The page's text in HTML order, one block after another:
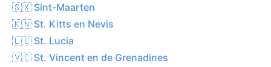
🇸🇽 Sint-Maarten
🇰🇳 St. Kitts en Nevis
🇱🇨 St. Lucia
🇻🇨 St. Vincent en de Grenadines